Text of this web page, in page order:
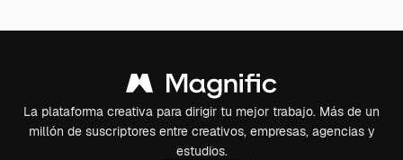
La plataforma creativa para dirigir tu mejor trabajo. Más de un
millón de suscriptores entre creativos, empresas, agencias y
estudios.